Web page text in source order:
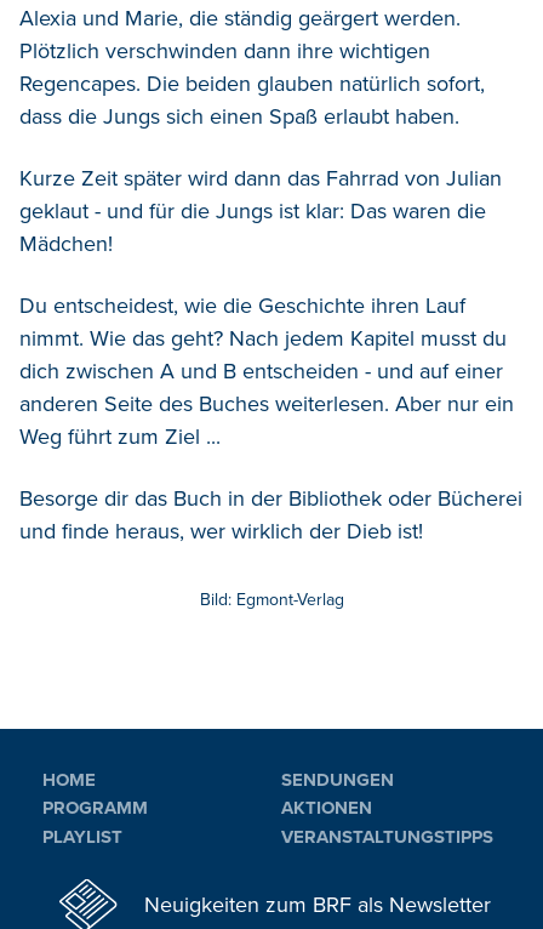
Alexia und Marie, die ständig geärgert werden.
Plötzlich verschwinden dann ihre wichtigen
Regencapes. Die beiden glauben natürlich sofort,
dass die Jungs sich einen Spaß erlaubt haben.
Kurze Zeit später wird dann das Fahrrad von Julian
geklaut - und für die Jungs ist klar: Das waren die
Mädchen!
Du entscheidest, wie die Geschichte ihren Lauf
nimmt. Wie das geht? Nach jedem Kapitel musst du
dich zwischen A und B entscheiden - und auf einer
anderen Seite des Buches weiterlesen. Aber nur ein
Weg führt zum Ziel ...
Besorge dir das Buch in der Bibliothek oder Bücherei
und finde heraus, wer wirklich der Dieb ist!
Bild: Egmont-Verlag
HOME
PROGRAMM
PLAYLIST
SENDUNGEN
AKTIONEN
VERANSTALTUNGSTIPPS
Neuigkeiten zum BRF als Newsletter